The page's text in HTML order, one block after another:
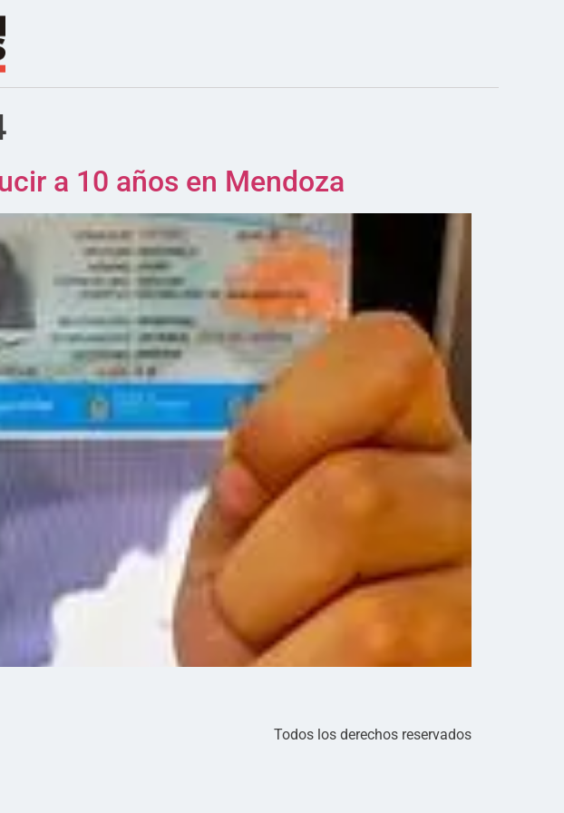
a 10 años en Mendoza
Todos los derechos reservados